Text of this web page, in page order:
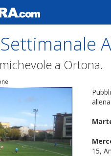
a Ortona.
15,